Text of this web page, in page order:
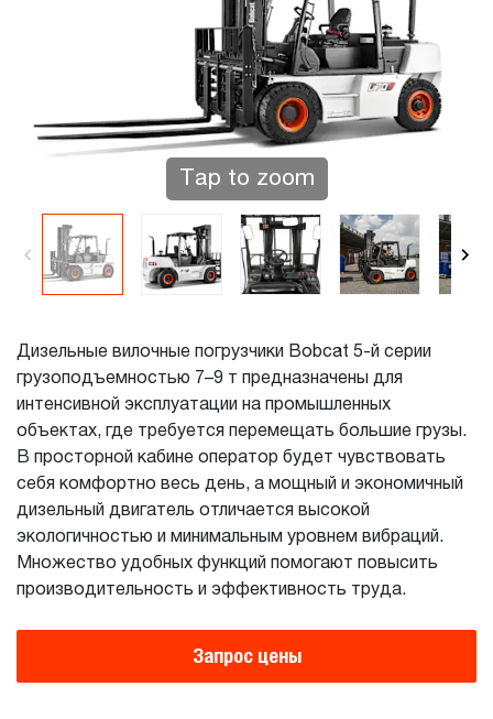
Tap to zoom
Дизельные вилочные погрузчики Bobcat 5-й серии
грузоподъемностью 7–9 т предназначены для
интенсивной эксплуатации на промышленных
объектах, где требуется перемещать большие грузы.
В просторной кабине оператор будет чувствовать
себя комфортно весь день, а мощный и экономичный
дизельный двигатель отличается высокой
экологичностью и минимальным уровнем вибраций.
Множество удобных функций помогают повысить
производительность и эффективность труда.
Запрос цены